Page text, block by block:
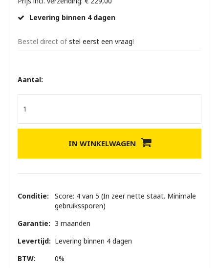
Levering binnen 4 dagen
Bestel direct ofstel eerst een vraag!
Aantal:
IN WINKELWAGEN
Conditie:
Score: 4 van 5 (In zeer nette staat. Minimale
gebruikssporen)
Garantie: 3 maanden
Levertijd: Levering binnen 4 dagen
BTW:
0%